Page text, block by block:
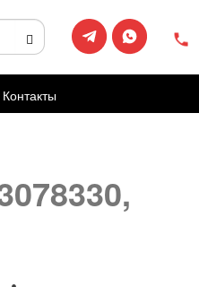
Контакты